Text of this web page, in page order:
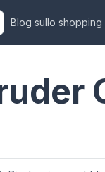
Blog sullo shopping